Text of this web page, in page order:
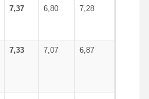
7,37 6,80 7,28
7,33 7,07 6,87